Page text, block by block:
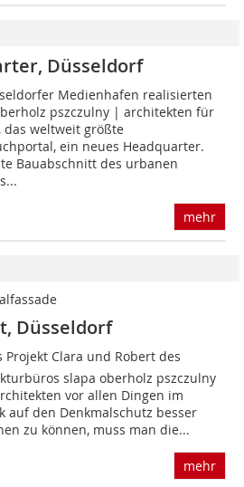
Düsseldorf
Medienhafen realisierten
pszczulny | architekten für
das weltweit größte
ein neues Headquarter.
Bauabschnitt des urbanen
mehr
Düsseldorf
Projekt Clara und Robert des
slapa oberholz pszczulny
vor allen Dingen im
auf den Denkmalschutz besser
zu können, muss man die...
mehr